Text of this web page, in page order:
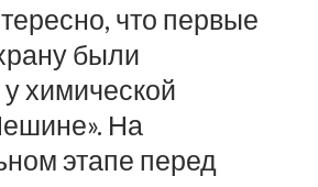
что первые
были
химической
На
этапе перед